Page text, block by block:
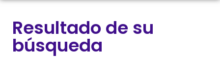
Resultado de su
búsqueda